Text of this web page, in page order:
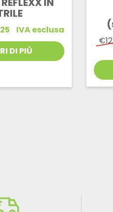
Il
originale
era:
€12,50.
Il
attuale
è:
€11,25.
IVA esclusa
DI PIÙ
€